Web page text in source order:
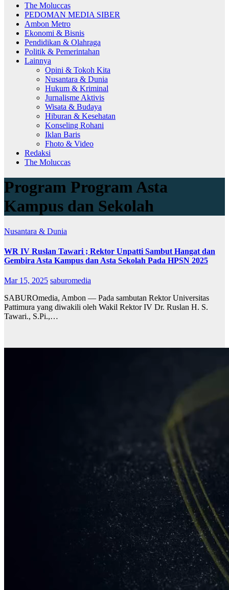
The Moluccas
PEDOMAN MEDIA SIBER
Ambon Metro
Ekonomi & Bisnis
Pendidikan & Olahraga
Politik & Pemerintahan
Lainnya
Opini & Tokoh Kita
Nusantara & Dunia
Hukum & Kriminal
Jurnalisme Aktivis
Wisata & Budaya
Hiburan & Kesehatan
Konseling Rohani
Iklan Baris
Fhoto & Video
Redaksi
The Moluccas
Program Program Asta
Kampus dan Sekolah
Nusantara & Dunia
WR IV Ruslan Tawari ; Rektor Unpatti Sambut Hangat dan
Gembira Asta Kampus dan Asta Sekolah Pada HPSN 2025
Mar 15, 2025 saburomedia
SABUROmedia, Ambon — Pada sambutan Rektor Universitas
Pattimura yang diwakili oleh Wakil Rektor IV Dr. Ruslan H. S.
Tawari., S.Pi.,…